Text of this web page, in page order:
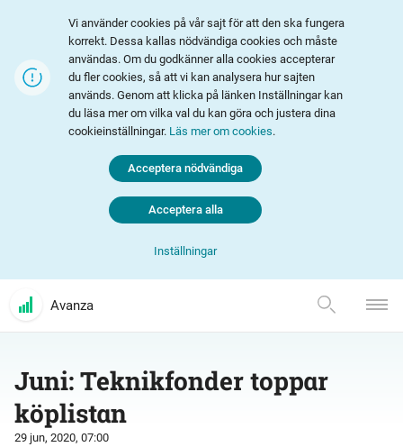
Vi använder cookies på vår sajt för att den ska fungera
korrekt. Dessa kallas nödvändiga cookies och måste
användas. Om du godkänner alla cookies accepterar
du fler cookies, så att vi kan analysera hur sajten
används. Genom att klicka på länken Inställningar kan
du läsa mer om vilka val du kan göra och justera dina
cookieinställningar. Läs mer om cookies.
Inställningar
Acceptera nödvändiga
Acceptera alla
Avanza
Juni: Teknikfonder toppar
köplistan
29 jun, 2020, 07:00